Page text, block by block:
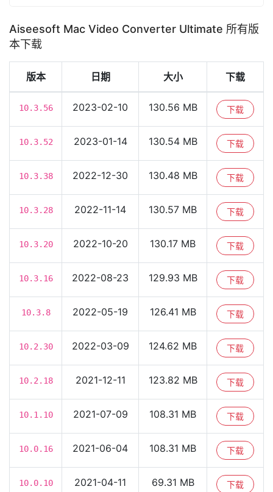
Aiseesoft Mac Video Converter Ultimate 所有版
本下载
版本 日期 大小 下载
10.3.56 2023-02-10 130.56 MB 下载
10.3.52 2023-01-14 130.54 MB 下载
10.3.38 2022-12-30 130.48 MB 下载
10.3.28 2022-11-14 130.57 MB 下载
10.3.20 2022-10-20 130.17 MB 下载
10.3.16 2022-08-23 129.93 MB 下载
10.3.8 2022-05-19 126.41 MB 下载
10.2.30 2022-03-09 124.62 MB 下载
10.2.18 2021-12-11 123.82 MB 下载
10.1.10 2021-07-09 108.31 MB 下载
10.0.16 2021-06-04 108.31 MB 下载
10.0.10 2021-04-11 69.31 MB 下载